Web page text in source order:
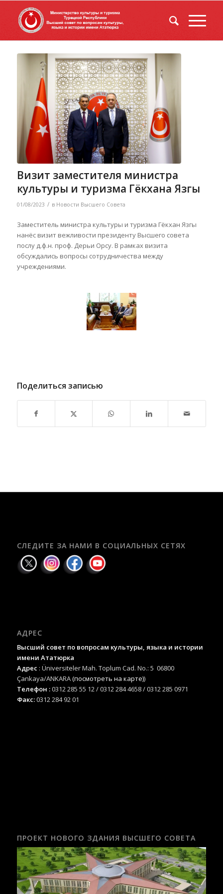
Визит заместителя министра
культуры и туризма Гёкхана Язгы
01/08/2023 / в Новости Высшего Совета
Заместитель министра культуры и туризма Гёкхан Язгы
нанёс визит вежливости президенту Высшего совета
послу д.ф.н. проф. Дерьи Орсу. В рамках визита
обсуждались вопросы сотрудничества между
учреждениями.
Поделиться записью
СЛЕДИТЕ ЗА НАМИ В СОЦИАЛЬНЫХ СЕТЯХ
АДРЕС
Высший совет по вопросам культуры, языка и истории
имени Ататюрка
Адрес : Üniversiteler Mah. Toplum Cad. No.: 5 06800
Çankaya/ANKARA(посмотреть на карте))
Телефон :0312 285 55 12 / 0312 284 4658 / 0312 285 0971
Факс:0312 284 92 01
ПРОЕКТ НОВОГО ЗДАНИЯ ВЫСШЕГО СОВЕТА